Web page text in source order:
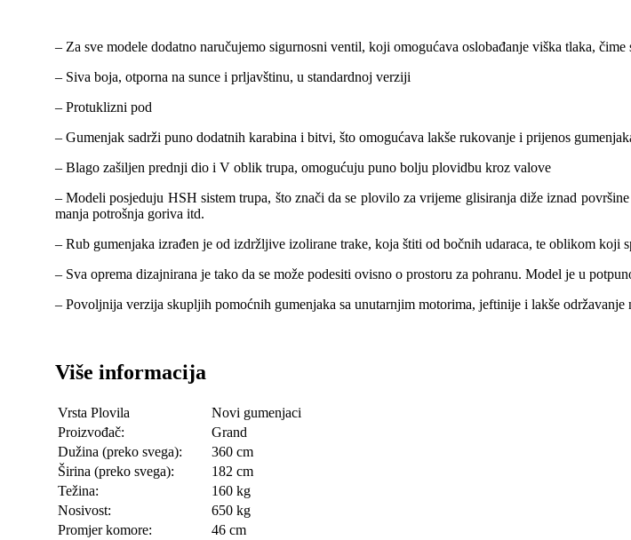
– Za sve modele dodatno naručujemo sigurnosni ventil, koji omogućava oslobađanje viška tlaka,
– Siva boja, otporna na sunce i prljavštinu, u standardnoj verziji
– Protuklizni pod
– Gumenjak sadrži puno dodatnih karabina i bitvi, što omogućava lakše rukovanje i prijenos
– Blago zašiljen prednji dio i V oblik trupa, omogućuju puno bolju plovidbu kroz valove
– Modeli posjeduju HSH sistem trupa, što znači da se plovilo za vrijeme glisiranja diže iznad
manja potrošnja goriva itd.
– Rub gumenjaka izrađen je od izdržljive izolirane trake, koja štiti od bočnih udaraca, te oblikom koji
– Sva oprema dizajnirana je tako da se može podesiti ovisno o prostoru za pohranu. Model je u
– Povoljnija verzija skupljih pomoćnih gumenjaka sa unutarnjim motorima, jeftinije i lakše održavanje
Više informacija
Vrsta Plovila
Novi gumenjaci
Proizvođač:
Grand
Dužina (preko svega):
360 cm
Širina (preko svega):
182 cm
Težina:
160 kg
Nosivost:
650 kg
Promjer komore:
46 cm